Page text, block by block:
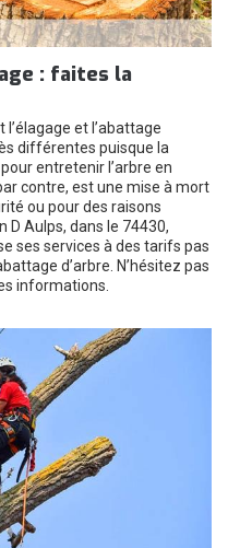
: faites la
et l’abattage
différentes puisque la
entretenir l’arbre en
contre, est une mise à mort
ou pour des raisons
D Aulps, dans le 74430,
ses services à des tarifs pas
d’arbre. N’hésitez pas
informations.